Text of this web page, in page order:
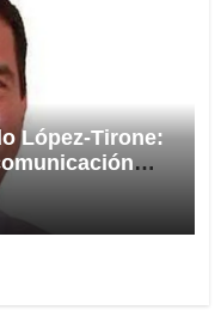
López-Tirone: